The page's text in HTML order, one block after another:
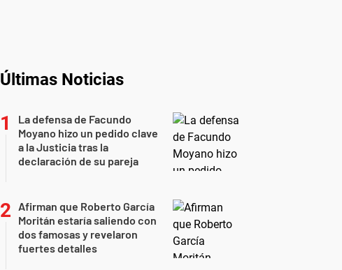
Últimas Noticias
La defensa de Facundo
Moyano hizo un pedido clave
a la Justicia tras la
declaración de su pareja
Afirman que Roberto García
Moritán estaría saliendo con
dos famosas y revelaron
fuertes detalles